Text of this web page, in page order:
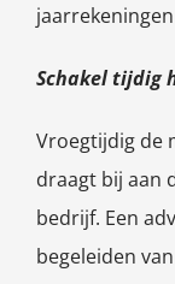
Schakel tijdig
Vroegtijdig de
draagt bij aan
bedrijf. Een
begeleiden